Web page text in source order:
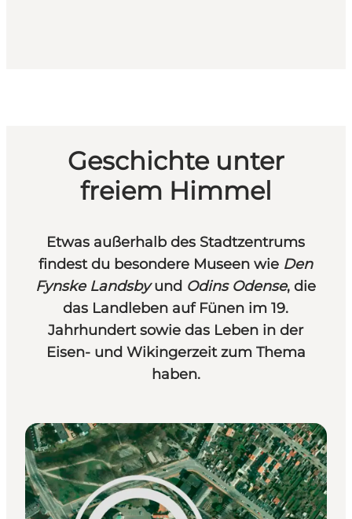
Geschichte unter
freiem Himmel
Etwas außerhalb des Stadtzentrums
findest du besondere Museen wie Den
Fynske Landsbyund Odins Odense, die
das Landleben auf Fünen im 19.
Jahrhundert sowie das Leben in der
Eisen- und Wikingerzeit zum Thema
haben.